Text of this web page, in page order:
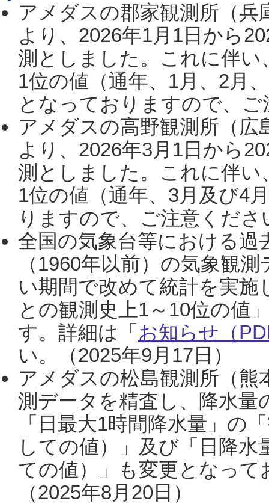
アメダスの郡家観測所（
より、2026年1月1日から
測としました。これに伴い
1位の値（通年、1月、2月
となっておりますので、
アメダスの高野観測所（
より、2026年3月1日から
測としました。これに伴い
1位の値（通年、3月及び4
りますので、ご注意くだ
全国の気象台等における過
（1960年以前）の気象観
い期間で改めて統計を実
との観測史上1～10位の値
す。詳細は「 お知らせ（
い。（2025年9月17日）
アメダスの松島観測所（熊
測データを精査し、降水
「日最大1時間降水量」の
しての値）」及び「日降
ての値）」も変更となっ
（2025年8月20日）